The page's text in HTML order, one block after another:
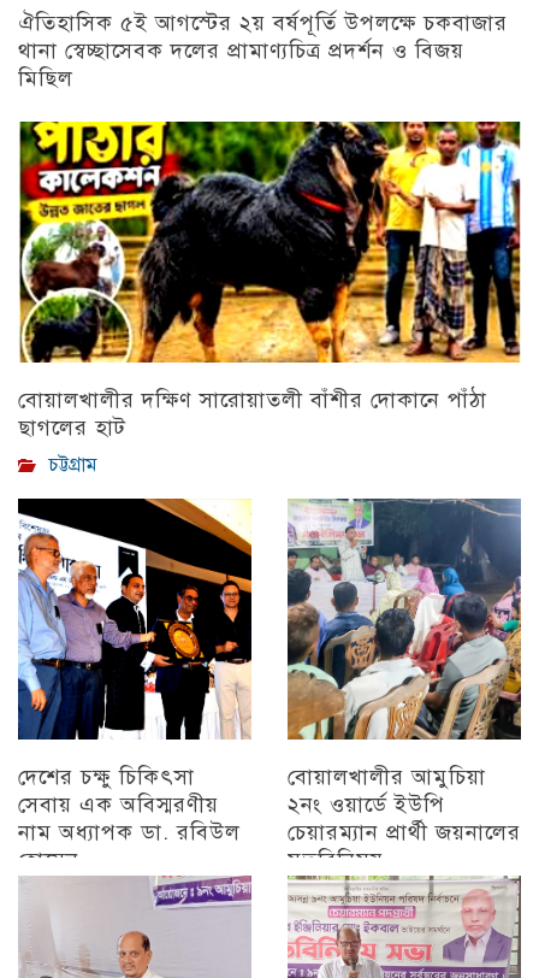
ঐতিহাসিক ৫ই আগস্টের ২য় বর্ষপূর্তি উপলক্ষে চকবাজার
থানা স্বেচ্ছাসেবক দলের প্রামাণ্যচিত্র প্রদর্শন ও বিজয়
মিছিল
বোয়ালখালীর দক্ষিণ সারোয়াতলী বাঁশীর দোকানে পাঁঠা
ছাগলের হাট
চট্টগ্রাম
দেশের চক্ষু চিকিৎসা
সেবায় এক অবিস্মরণীয়
নাম অধ্যাপক ডা. রবিউল
হোসেন
বোয়ালখালীর আমুচিয়া
২নং ওয়ার্ডে ইউপি
চেয়ারম্যান প্রার্থী জয়নালের
মতবিনিময়
চট্টগ্রাম